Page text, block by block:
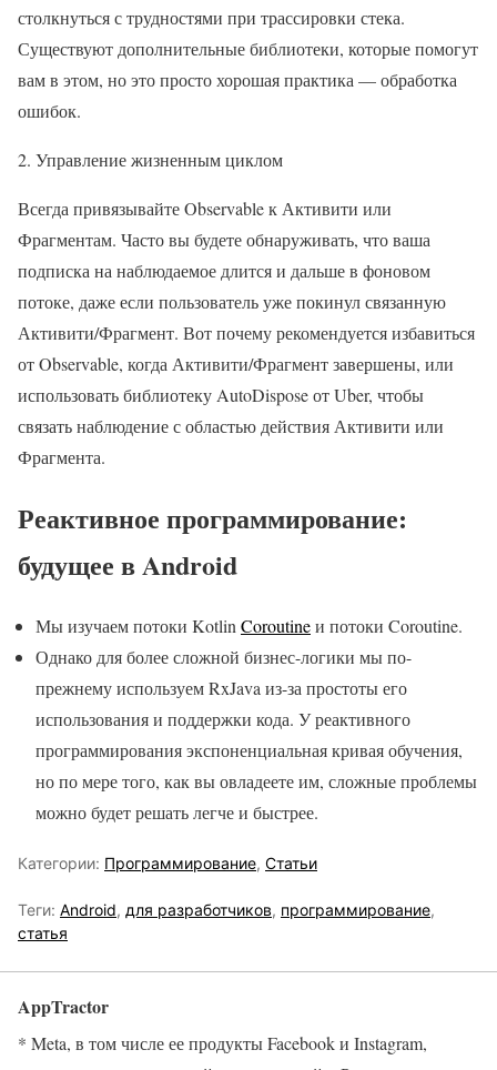
столкнуться с трудностями при трассировки стека.
Существуют дополнительные библиотеки, которые помогут
вам в этом, но это просто хорошая практика — обработка
ошибок.
2. Управление жизненным циклом
Всегда привязывайте Observable к Активити или
Фрагментам. Часто вы будете обнаруживать, что ваша
подписка на наблюдаемое длится и дальше в фоновом
потоке, даже если пользователь уже покинул связанную
Активити/Фрагмент. Вот почему рекомендуется избавиться
от Observable, когда Активити/Фрагмент завершены, или
использовать библиотеку AutoDispose от Uber, чтобы
связать наблюдение с областью действия Активити или
Фрагмента.
Реактивное программирование:
будущее в Android
Мы изучаем потоки Kotlin Coroutineи потоки Coroutine.
Однако для более сложной бизнес-логики мы по-
прежнему используем RxJava из-за простоты его
использования и поддержки кода. У реактивного
программирования экспоненциальная кривая обучения,
но по мере того, как вы овладеете им, сложные проблемы
можно будет решать легче и быстрее.
Категории: Программирование, Статьи
Теги: Android, для разработчиков, программирование,
статья
AppTractor
* Meta, в том числе ее продукты Facebook и Instagram,